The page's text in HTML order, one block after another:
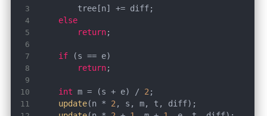
else
return
if
return
int m = (s + e) / 2
update(n * 2